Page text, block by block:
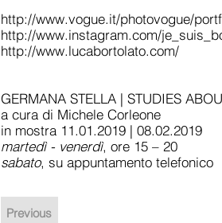
http://www.vogue.it/photovogue/
http://www.instagram.com/
http://www.lucabortolato.com/
GERMANA STELLA | STUDIES
a cura di Michele Corleone
in mostra 11.01.2019 | 08.02.2019
martedì - venerdì, ore 15 – 20
sabato, su appuntamento telefonico
Previous